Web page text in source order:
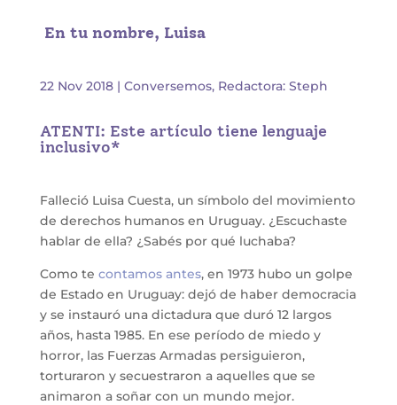
En tu nombre, Luisa
22 Nov 2018| Conversemos, Redactora: Steph
ATENTI: Este artículo tiene lenguaje
inclusivo*
Falleció Luisa Cuesta, un símbolo del movimiento
de derechos humanos en Uruguay. ¿Escuchaste
hablar de ella? ¿Sabés por qué luchaba?
Como te contamos antes, en 1973 hubo un golpe
de Estado en Uruguay: dejó de haber democracia
y se instauró una dictadura que duró 12 largos
años, hasta 1985. En ese período de miedo y
horror, las Fuerzas Armadas persiguieron,
torturaron y secuestraron a aquelles que se
animaron a soñar con un mundo mejor.